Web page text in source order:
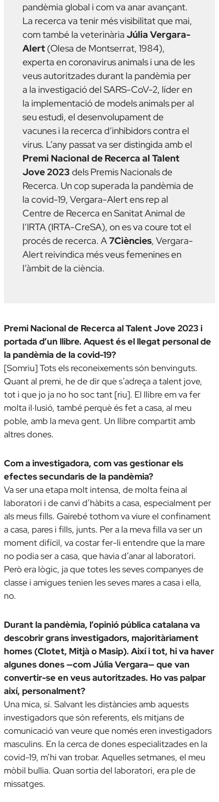
pandèmia global i com va anar avançant.
La recerca va tenir més visibilitat que mai,
com també la veterinària Júlia Vergara-
Alert (Olesa de Montserrat, 1984),
experta en coronavirus animals i una de les
veus autoritzades durant la pandèmia per
a la investigació del SARS-CoV-2, líder en
la implementació de models animals per al
seu estudi, el desenvolupament de
vacunes i la recerca d’inhibidors contra el
virus. L’any passat va ser distingida amb el
Premi Nacional de Recerca al Talent
Jove 2023 dels Premis Nacionals de
Recerca. Un cop superada la pandèmia de
la covid-19, Vergara-Alert ens rep al
Centre de Recerca en Sanitat Animal de
l’IRTA (IRTA-CreSA), on es va coure tot el
procés de recerca. A7Ciències, Vergara-
Alert reivindica més veus femenines en
l’àmbit de la ciència.
Premi Nacional de Recerca al Talent Jove 2023 i
portada d’un llibre. Aquest és el llegat personal de
la pandèmia de la covid-19?
[Somriu] Tots els reconeixements són benvinguts.
Quant al premi, he de dir que s’adreça a talent jove,
tot i que jo ja no ho soc tant [riu]. El llibre em va fer
molta il·lusió, també perquè és fet a casa, al meu
poble, amb la meva gent. Un llibre compartit amb
altres dones.
Com a investigadora, com vas gestionar els
efectes secundaris de la pandèmia?
Va ser una etapa molt intensa, de molta feina al
laboratori i de canvi d’hàbits a casa, especialment per
als meus fills. Gairebé tothom va viure el confinament
a casa, pares i fills, junts. Per a la meva filla va ser un
moment difícil, va costar fer-li entendre que la mare
no podia ser a casa, que havia d’anar al laboratori.
Però era lògic, ja que totes les seves companyes de
classe i amigues tenien les seves mares a casa i ella,
no.
Durant la pandèmia, l’opinió pública catalana va
descobrir grans investigadors, majoritàriament
homes (Clotet, Mitjà o Masip). Així i tot, hi va haver
algunes dones —com Júlia Vergara— que van
convertir-se en veus autoritzades. Ho vas palpar
així, personalment?
Una mica, sí. Salvant les distàncies amb aquests
investigadors que són referents, els mitjans de
comunicació van veure que només eren investigadors
masculins. En la cerca de dones especialitzades en la
covid-19, m’hi van trobar. Aquelles setmanes, el meu
mòbil bullia. Quan sortia del laboratori, era ple de
missatges.